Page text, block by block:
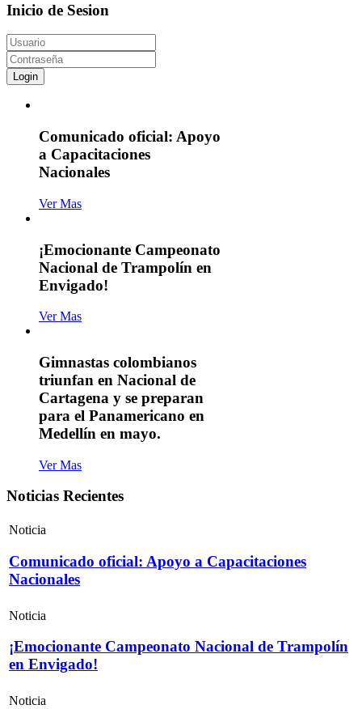
Inicio de Sesion
Login
Comunicado oficial: Apoyo
a Capacitaciones
Nacionales
Ver Mas
¡Emocionante Campeonato
Nacional de Trampolín en
Envigado!
Ver Mas
Gimnastas colombianos
triunfan en Nacional de
Cartagena y se preparan
para el Panamericano en
Medellín en mayo.
Ver Mas
Noticias Recientes
Noticia
Comunicado oficial: Apoyo a Capacitaciones
Nacionales
Noticia
¡Emocionante Campeonato Nacional de Trampolín
en Envigado!
Noticia